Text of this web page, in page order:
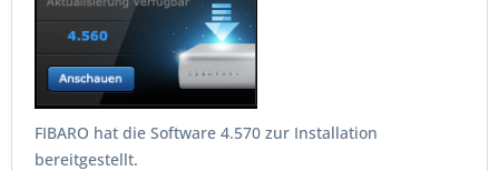
FIBARO hat die Software 4.570 zur Installation
bereitgestellt.